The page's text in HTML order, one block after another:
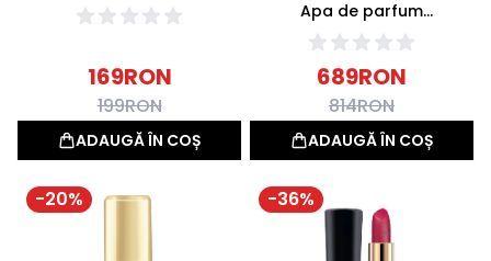
Divine Black 8ml
169RON
199RON
ADAUGĂ ÎN COȘ
Apa de parfum
reincarcabila 100ml
689RON
814RON
ADAUGĂ ÎN COȘ
-20% -36%